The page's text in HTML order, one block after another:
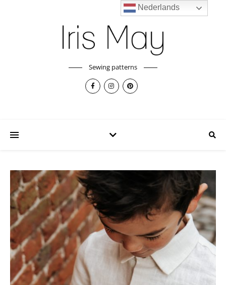
Sewing patterns
Nederlands